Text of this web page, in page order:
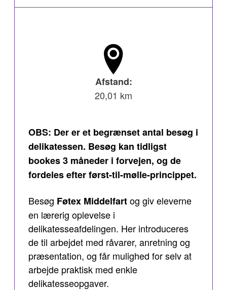
Afstand:
20,01 km
OBS: Der er et begrænset antal besøg i
delikatessen. Besøg kan tidligst
bookes 3 måneder i forvejen, og de
fordeles efter først-til-mølle-princippet.
Besøg Føtex Middelfartog giv eleverne
en lærerig oplevelse i
delikatesseafdelingen. Her introduceres
de til arbejdet med råvarer, anretning og
præsentation, og får mulighed for selv at
arbejde praktisk med enkle
delikatesseopgaver.